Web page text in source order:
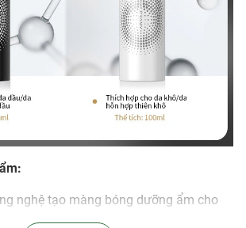
nghệ tạo màng bóng dưỡng ẩm cho
nhẹ lớp trang điểm và bảo vệ lớp trang